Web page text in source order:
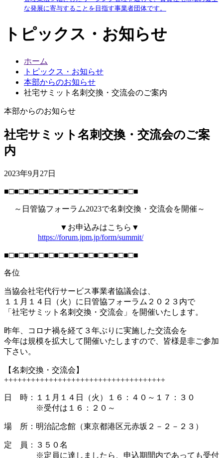
な発展に寄与することを目指す事業者団体です。
トピックス・お知らせ
ホーム
トピックス・お知らせ
本部からのお知らせ
社宅サミット名刺交換・交流会のご案内
本部からのお知らせ
社宅サミット名刺交換・交流会のご案
内
2023年9月27日
■□■□■□■□■□■□■□■□■□■□■□■□■□■
～日管協フォーラム2023で名刺交換・交流会を開催～
▼お申込みはこちら▼
https://forum.jpm.jp/form/summit/
■□■□■□■□■□■□■□■□■□■□■□■□■□■
各位
当協会社宅代行サービス事業者協議会は、
１１月１４日（火）に日管協フォーラム２０２３内で
「社宅サミット名刺交換・交流会」を開催いたします。
昨年、コロナ禍を経て３年ぶりに実施した交流会を
今年は規模を拡大して開催いたしますので、皆様是非ご参加
下さい。
【名刺交換・交流会】
++++++++++++++++++++++++++++++++++++
日 時：１１月１４日（火）１６：４０～１７：３０
※受付は１６：２０～
場 所：明治記念館（東京都港区元赤坂２－２－２３）
定 員：３５０名
※定員に達しましたら、申込期間内であっても受付